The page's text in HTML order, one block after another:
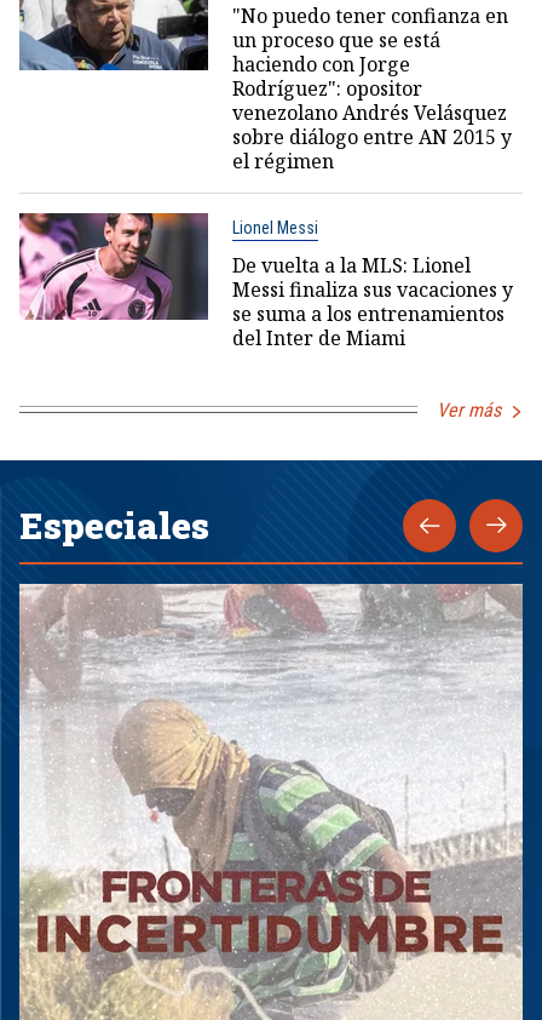
"No puedo tener confianza en
un proceso que se está
haciendo con Jorge
Rodríguez": opositor
venezolano Andrés Velásquez
sobre diálogo entre AN 2015 y
el régimen
Lionel Messi
De vuelta a la MLS: Lionel
Messi finaliza sus vacaciones y
se suma a los entrenamientos
del Inter de Miami
Ver más
Especiales